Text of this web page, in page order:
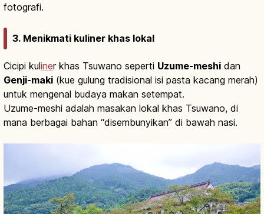
fotografi.
3. Menikmati kuliner khas lokal
Cicipi kuliner khas Tsuwano seperti Uzume-meshi dan
Genji-maki (kue gulung tradisional isi pasta kacang merah)
untuk mengenal budaya makan setempat.
Uzume-meshi adalah masakan lokal khas Tsuwano, di
mana berbagai bahan “disembunyikan” di bawah nasi.